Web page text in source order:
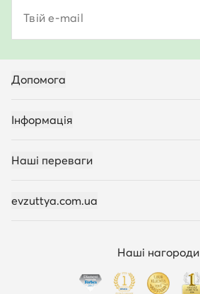
Твій e-mail
Допомога
Інформація
Наші переваги
evzuttya.com.ua
Наші нагороди